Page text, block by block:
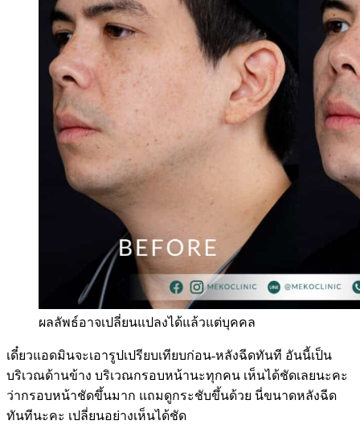
ผลลัพธ์อาจเปลี่ยนแปลงได้แล้วแต่บุคคล
เดี๋ยวแอดมินจะเอารูปเปรียบเทียบก่อน-หลังฉีดทันที อันนี้เป็น
บริเวณด้านข้าง บริเวณกรอบหน้านะทุกคน เห็นได้ชัดเลยนะคะ
ว่ากรอบหน้าชัดขึ้นมาก แถมดูกระชับขึ้นด้วย นี่ขนาดหลังฉีด
ทันทีนะคะ เปลี่ยนอย่างเห็นได้ชัด